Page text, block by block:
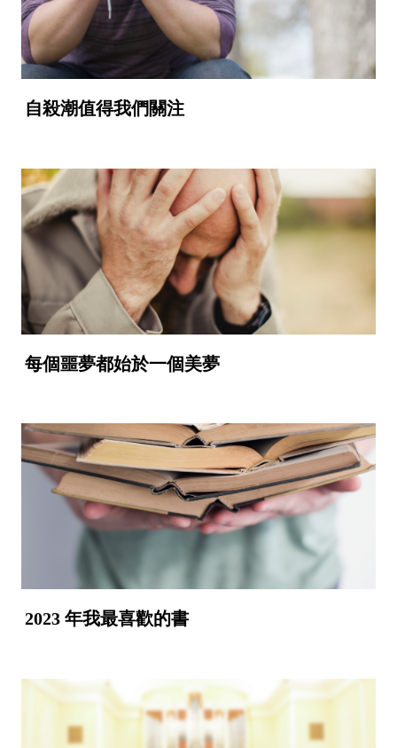
自殺潮值得我們關注
每個噩夢都始於一個美夢
2023 年我最喜歡的書